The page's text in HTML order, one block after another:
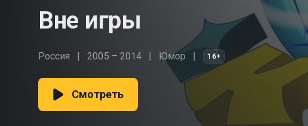
Вне игры
Россия 2005 – 2014 Юмор 16+
Смотреть